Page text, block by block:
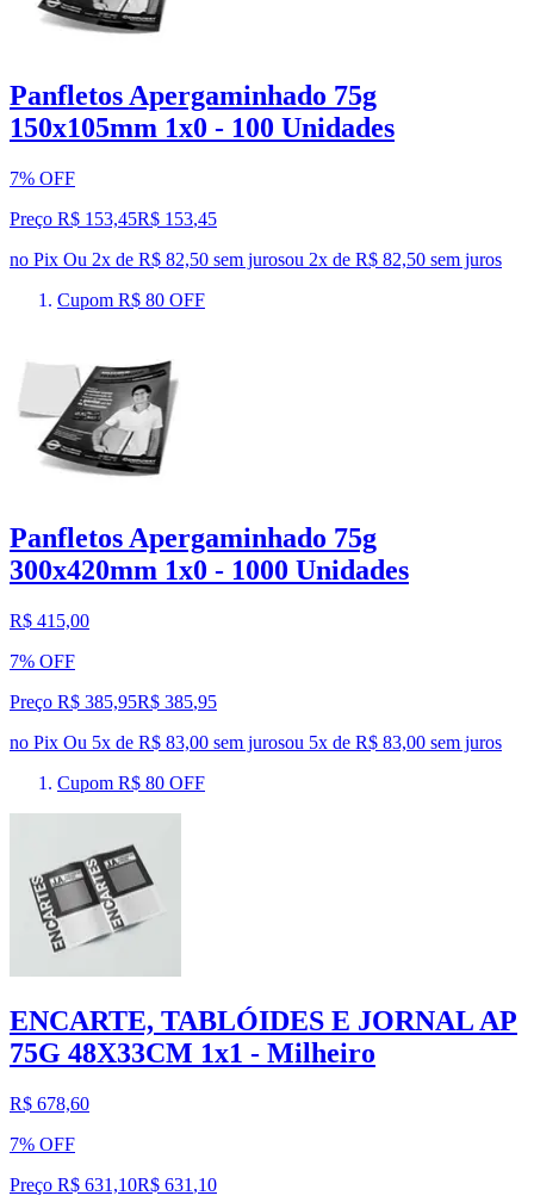
Panfletos Apergaminhado 75g
150x105mm 1x0 - 100 Unidades
7% OFF
Preço R$ 153,45R$ 153,45
no Pix Ou 2x de R$ 82,50 sem jurosou 2x de R$ 82,50 sem juros
Cupom R$ 80 OFF
Panfletos Apergaminhado 75g
300x420mm 1x0 - 1000 Unidades
R$ 415,00
7% OFF
Preço R$ 385,95R$ 385,95
no Pix Ou 5x de R$ 83,00 sem jurosou 5x de R$ 83,00 sem juros
Cupom R$ 80 OFF
ENCARTE, TABLÓIDES E JORNAL AP
75G 48X33CM 1x1 - Milheiro
R$ 678,60
7% OFF
Preço R$ 631,10R$ 631 ,10